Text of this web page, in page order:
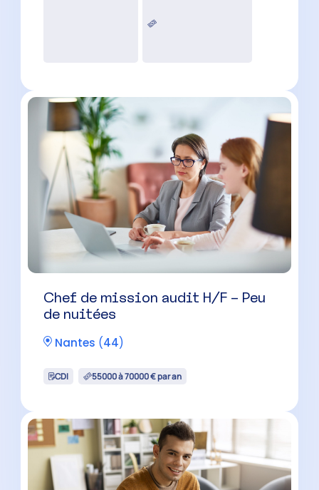
Chef de mission audit H/F – Peu
de nuitées
Nantes( 44
CDI 55000 à 70000 € par an